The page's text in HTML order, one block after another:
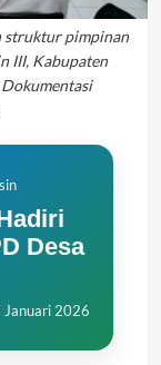
struktur pimpinan
III, Kabupaten
Desa
Januari 2026